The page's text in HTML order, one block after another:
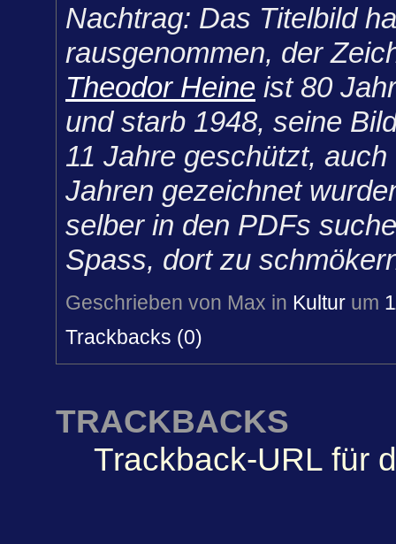
Nachtrag: Das Titelbild
rausgenommen, der
Theodor Heine ist 80
und starb 1948, seine
11 Jahre geschützt,
Jahren gezeichnet
selber in den PDFs
Spass, dort zu
Geschrieben von Max in Kultur um
Trackbacks (0)
TRACKBACKS
Trackback-URL für